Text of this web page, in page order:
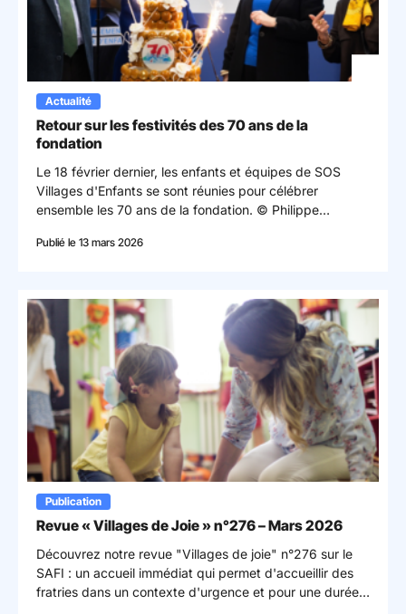
Actualité
Retour sur les festivités des 70 ans de la
fondation
Le 18 février dernier, les enfants et équipes de SOS
Villages d'Enfants se sont réunies pour célébrer
ensemble les 70 ans de la fondation. © Philippe
Publié le 13 mars 2026
Publication
Revue « Villages de Joie » n°276 – Mars 2026
Découvrez notre revue "Villages de joie" n°276 sur le
SAFI : un accueil immédiat qui permet d'accueillir des
fratries dans un contexte d'urgence et pour une durée